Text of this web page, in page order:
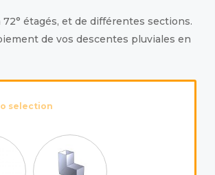
72° étagés, et de différentes sections.
de vos descentes pluviales en
selection